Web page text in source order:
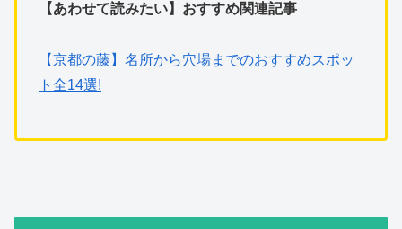
【あわせて読みたい】おすすめ関連記事
【京都の藤】名所から穴場までのおすすめスポッ
ト全14選!